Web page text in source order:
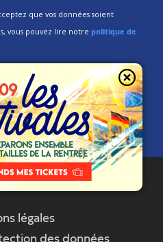
que vos données soient
vous pouvez lire notre politique de
légales
des données